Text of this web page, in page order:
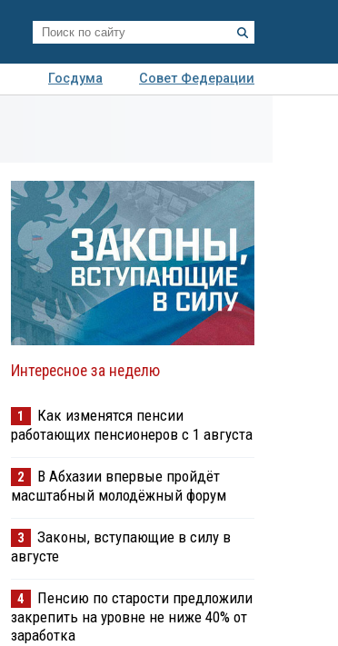
Госдума
Совет Федерации
Интересное за неделю
1
Как изменятся пенсии
работающих пенсионеров с 1 августа
2
В Абхазии впервые пройдёт
масштабный молодёжный форум
3
Законы, вступающие в силу в
августе
4
Пенсию по старости предложили
закрепить на уровне не ниже 40% от
заработка